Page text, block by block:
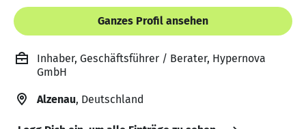
Ganzes Profil ansehen
Inhaber, Geschäftsführer / Berater, Hypernova
GmbH
Alzenau, Deutschland